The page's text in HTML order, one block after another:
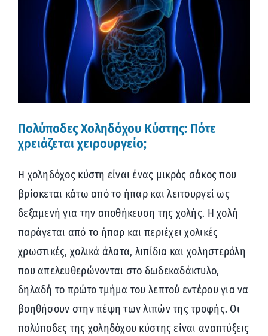
εικόνας
Πολύποδες Χοληδόχου Κύστης: Πότε
χρειάζεται χειρουργείο;
Η χοληδόχος κύστη είναι ένας μικρός σάκος που
βρίσκεται κάτω από το ήπαρ και λειτουργεί ως
δεξαμενή για την αποθήκευση της χολής. Η χολή
παράγεται από το ήπαρ και περιέχει χολικές
χρωστικές, χολικά άλατα, λιπίδια και χοληστερόλη
που απελευθερώνονται στο δωδεκαδάκτυλο,
δηλαδή το πρώτο τμήμα του λεπτού εντέρου για να
βοηθήσουν στην πέψη των λιπών της τροφής. Οι
πολύποδες της χοληδόχου κύστης είναι αναπτύξεις